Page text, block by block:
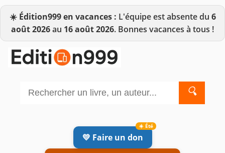
☀️ Édition999 en vacances : L'équipe est absente du 6
août 2026au 16 août 2026. Bonnes vacances à tous !
🔍
💛 Faire un don